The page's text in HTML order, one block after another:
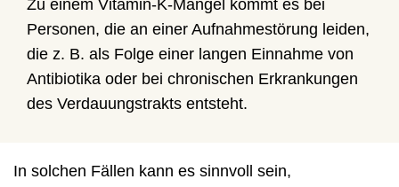
Zu einem Vitamin-K-Mangel kommt es bei
Personen, die an einer Aufnahmestörung leiden,
die z. B. als Folge einer langen Einnahme von
Antibiotika oder bei chronischen Erkrankungen
des Verdauungstrakts entsteht.
In solchen Fällen kann es sinnvoll sein,